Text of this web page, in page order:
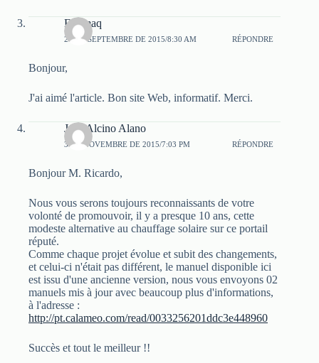
Evomaq
27 DE SEPTEMBRE DE 2015/8:30 AM RÉPONDRE
Bonjour,
J'ai aimé l'article. Bon site Web, informatif. Merci.
José Alcino Alano
3 DE NOVEMBRE DE 2015/7:03 PM RÉPONDRE
Bonjour M. Ricardo,
Nous vous serons toujours reconnaissants de votre
volonté de promouvoir, il y a presque 10 ans, cette
modeste alternative au chauffage solaire sur ce portail
réputé.
Comme chaque projet évolue et subit des changements,
et celui-ci n'était pas différent, le manuel disponible ici
est issu d'une ancienne version, nous vous envoyons 02
manuels mis à jour avec beaucoup plus d'informations,
à l'adresse :
http://pt.calameo.com/read/0033256201ddc3e448960
Succès et tout le meilleur !!